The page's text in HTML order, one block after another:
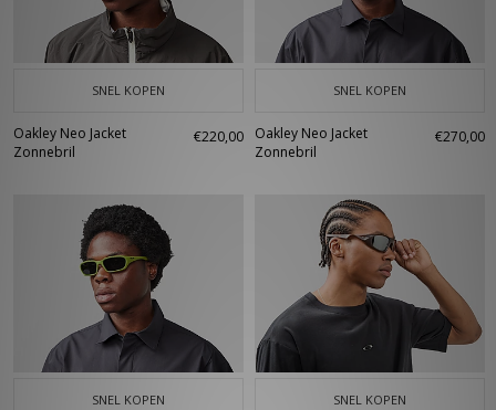
SNEL KOPEN
Oakley Neo Jacket
Zonnebril
€220,00
SNEL KOPEN
Oakley Neo Jacket
Zonnebril
€270,00
SNEL KOPEN SNEL KOPEN